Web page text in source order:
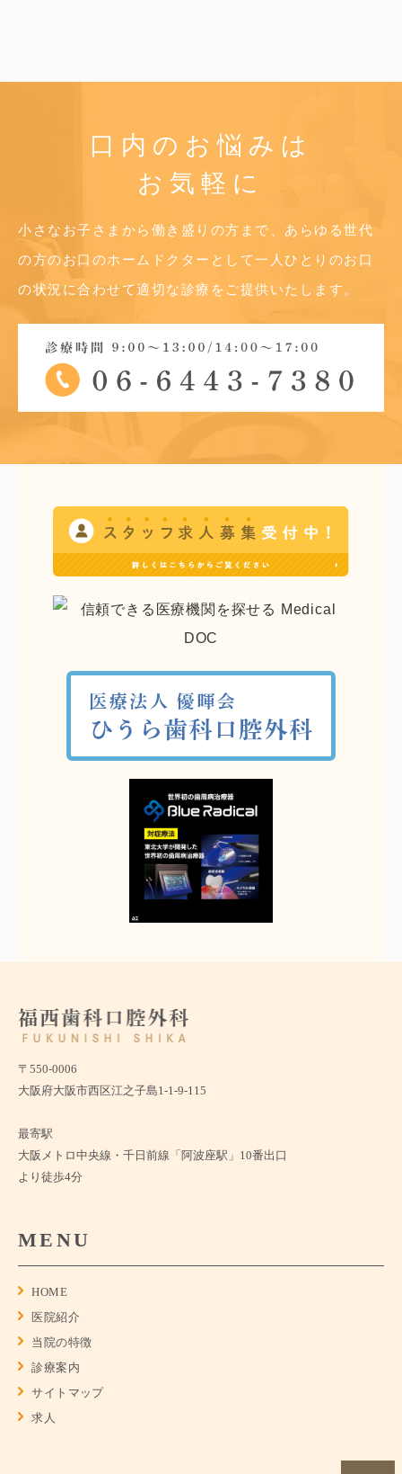
口内のお悩みは
お気軽に
小さなお子さまから働き盛りの方まで、あらゆる世代
の方のお口のホームドクターとして一人ひとりのお口
の状況に合わせて適切な診療をご提供いたします。
〒550-0006
大阪府大阪市西区江之子島1-1-9-115
最寄駅
大阪メトロ中央線・千日前線「阿波座駅」10番出口
より徒歩4分
MENU
HOME
医院紹介
当院の特徴
診療案内
サイトマップ
求人